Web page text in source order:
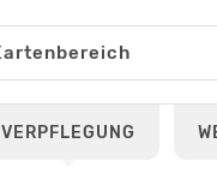
VERPFLEGUNG